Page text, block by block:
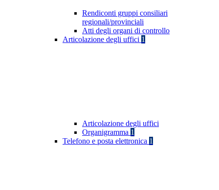
Rendiconti gruppi consiliari
regionali/provinciali
Atti degli organi di controllo
Articolazione degli uffici 1
Articolazione degli uffici
Organigramma 1
Telefono e posta elettronica 1